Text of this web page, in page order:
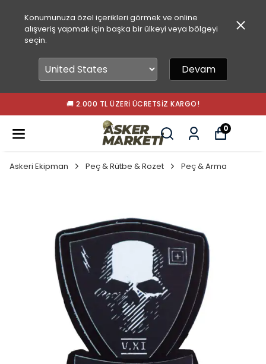
Konumunuza özel içerikleri görmek ve online
alışveriş yapmak için başka bir ülkeyi veya bölgeyi
seçin.
Devam
🚚 2.000 TL ÜZERI ÜCRETSIZ KARGO!
0
Askeri Ekipman Peç & Rütbe & Rozet Peç & Arma